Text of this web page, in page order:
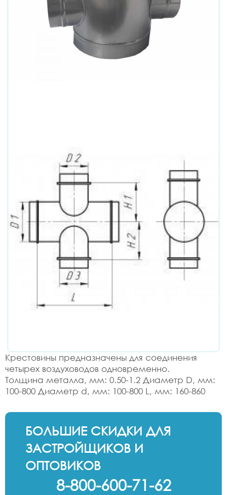
Крестовины предназначены для соединения
четырех воздуховодов одновременно.
Толщина металла, мм: 0.50-1.2 Диаметр D, мм:
100-800 Диаметр d, мм: 100-800 L, мм: 160-860
БОЛЬШИЕ СКИДКИ ДЛЯ
ЗАСТРОЙЩИКОВ И
ОПТОВИКОВ
8-800-600-71-62